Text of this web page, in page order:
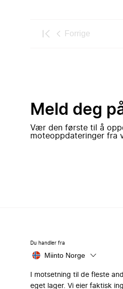
Forrige
Meld deg
Vær den første til å
moteoppdateringer fra
Du handler fra
Miinto Norge
I motsetning til de fleste
eget lager. Vi eier faktisk